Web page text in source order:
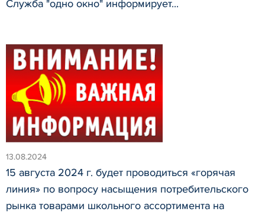
Служба "одно окно" информирует...
13.08.2024
15 августа 2024 г. будет проводиться «горячая
линия» по вопросу насыщения потребительского
рынка товарами школьного ассортимента на